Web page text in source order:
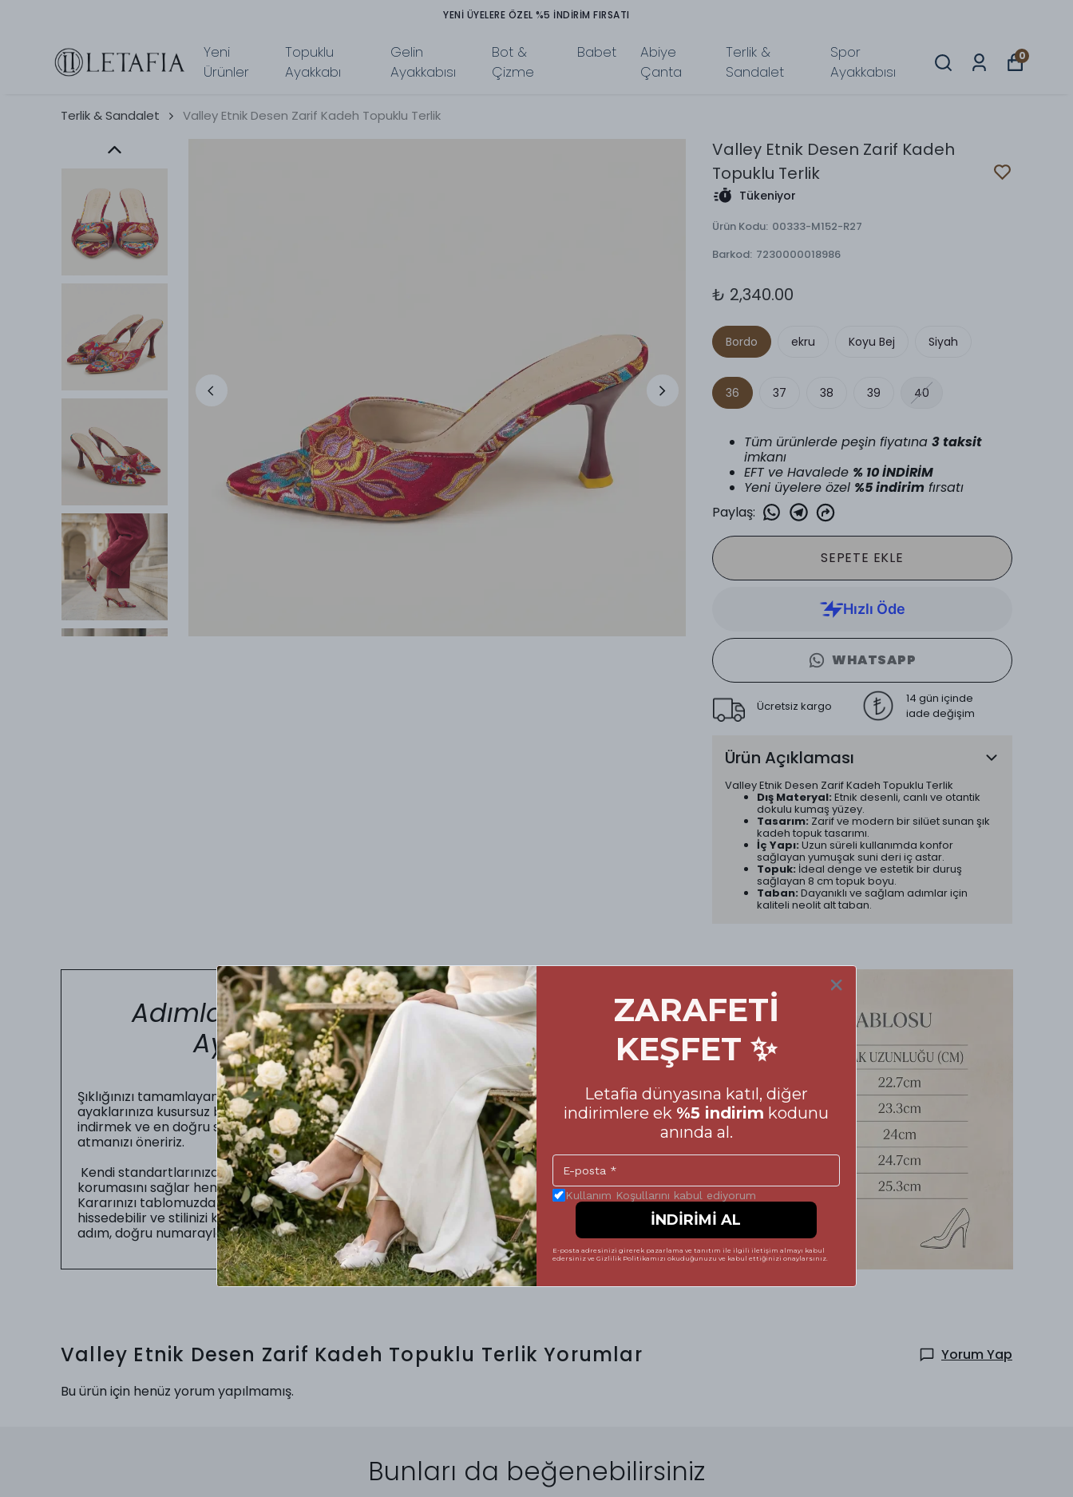
YENİ ÜYELERE ÖZEL %5 İNDİRİM FIRSATI
Yeni
Ürünler
Topuklu
Ayakkabı
Gelin
Ayakkabısı
Bot &
Çizme
Babet
Abiye
Çanta
Terlik &
Sandalet
Spor
Ayakkabısı
0
Terlik & Sandalet Valley Etnik Desen Zarif Kadeh Topuklu Terlik
Valley Etnik Desen Zarif Kadeh
Topuklu Terlik
Tükeniyor
Ürün Kodu: 00333-M152-R27
Barkod: 7230000018986
₺ 2,340.00
Bordo ekru Koyu Bej Siyah
36 37 38 39 40
Tüm ürünlerde peşin fiyatına 3 taksit
imkanı
EFT ve Havalede % 10 İNDİRİM
Yeni üyelere özel %5 indirim fırsatı
Paylaş:
SEPETE EKLE
WHATSAPP
Ücretsiz kargo
14 gün içinde
iade değişim
Ürün Açıklaması
Valley Etnik Desen Zarif Kadeh Topuklu Terlik
Dış Materyal: Etnik desenli, canlı ve otantik
dokulu kumaş yüzey.
Tasarım: Zarif ve modern bir silüet sunan şık
kadeh topuk tasarımı.
İç Yapı: Uzun süreli kullanımda konfor
sağlayan yumuşak suni deri iç astar.
Topuk: İdeal denge ve estetik bir duruş
sağlayan 8 cm topuk boyu.
Taban: Dayanıklı ve sağlam adımlar için
kaliteli neolit alt taban.
Adımlarınızda Kusursuz Konfor: Doğru
Ayakkabı Numarası Rehberi
Şıklığınızı tamamlayan en önemli unsur, gün boyu size eşlik eden ayakkabılarınızın
ayaklarınıza kusursuz bir şekilde oturmasıdır. Alışveriş sürecinizde yanılma payını en aza
indirmek ve en doğru seçimi yapabilmeniz için hazırladığımız beden tablosuna mutlaka göz
atmanızı öneririz.
Kendi standartlarınıza uygun numarayı seçmek, hem ayakkabının formunu uzun süre
korumasını sağlar hem de sizin gün boyu zahmetsiz bir şıklık sergilemenize yardımcı olur.
Kararınızı tablomuzdaki ölçüler doğrultusunda vererek, Letafia kalitesini her adımda
hissedebilir ve stilinizi kusursuz bir uyumla tamamlayabilirsiniz. Unutmayın; mükemmel bir
adım, doğru numarayla başlar.
Valley Etnik Desen Zarif Kadeh Topuklu Terlik Yorumlar
Yorum Yap
Bu ürün için henüz yorum yapılmamış.
Bunları da beğenebilirsiniz
ZARAFETİ
KEŞFET ✨
Letafia dünyasına katıl, diğer
indirimlere ek %5 indirim kodunu
anında al.
Kullanım Koşullarını kabul ediyorum
İNDİRİMİ AL
E-posta adresinizi girerek pazarlama ve tanıtım ile ilgili iletişim almayı kabul
edersiniz ve Gizlilik Politikamızı okuduğunuzu ve kabul ettiğinizi onaylarsınız.